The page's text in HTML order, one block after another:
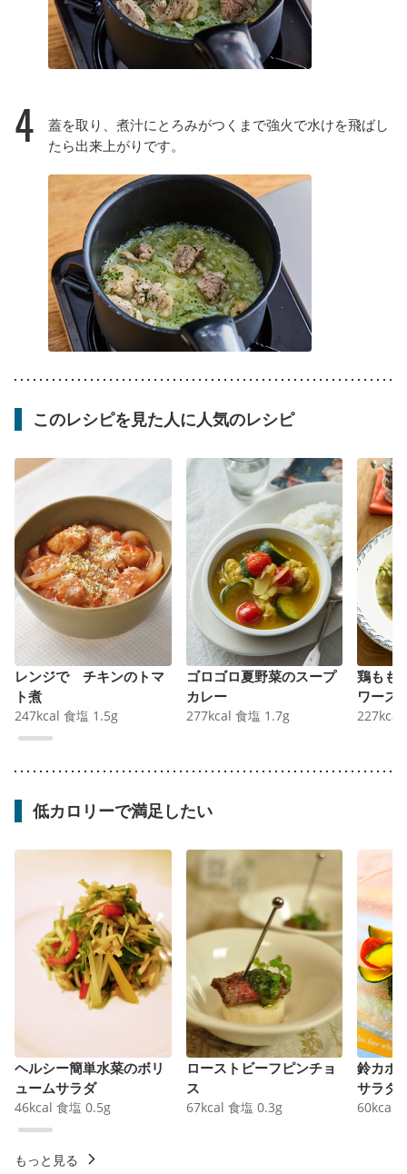
4
蓋を取り、煮汁にとろみがつくまで強火で水けを飛ばし
たら出来上がりです。
このレシピを見た人に人気のレシピ
レンジで チキンのトマ
ト煮
247kcal 食塩 1.5g
ゴロゴロ夏野菜のスープ
カレー
277kcal 食塩 1.7g
鶏もも
ワース
227kcal
低カロリーで満足したい
ヘルシー簡単水菜のボリ
ュームサラダ
46kcal 食塩 0.5g
ローストビーフピンチョ
ス
67kcal 食塩 0.3g
鈴カボ
サラダ
60kcal
もっと見る